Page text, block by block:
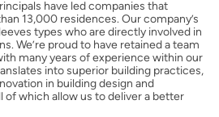
Previa
para la venta
have led companies that
13,000 residences. Our company’s
types who are directly involved in
We’re proud to have retained a team
many years of experience within our
into superior building practices,
in building design and
which allow us to deliver a better